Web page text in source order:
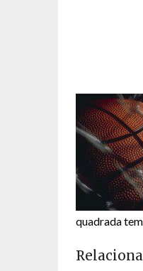
quadrada